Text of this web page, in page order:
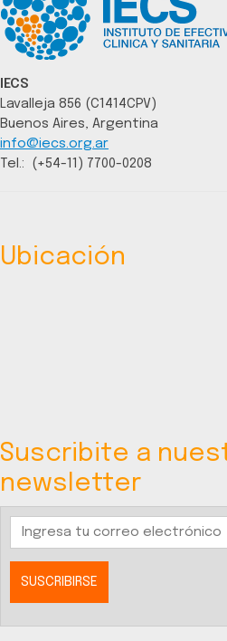
IECS
Lavalleja 856 (C1414CPV)
Buenos Aires, Argentina
info@iecs.org.ar
Tel.: (+54-11) 7700-0208
Ubicación
Suscribite a
newsletter